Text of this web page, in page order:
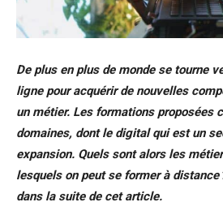
De plus en plus de monde se tourne
ligne pour acquérir de nouvelles
un métier. Les formations proposées
domaines, dont le digital qui est un
expansion. Quels sont alors les
lesquels on peut se former à distance
dans la suite de cet article.